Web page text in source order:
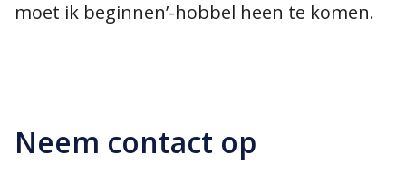
moet ik beginnen’-hobbel heen te komen.
Neem contact op